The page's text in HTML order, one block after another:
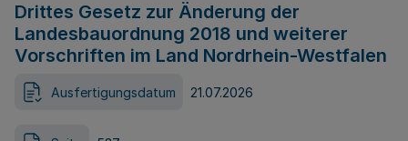
Drittes Gesetz zur Änderung der
Landesbauordnung 2018 und weiterer
Vorschriften im Land Nordrhein-Westfalen
Ausfertigungsdatum 21.07.2026